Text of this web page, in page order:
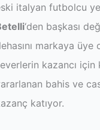
italyan futbolcu
‘den başkası
markaya
kazancı
bahis ve
katıyor.